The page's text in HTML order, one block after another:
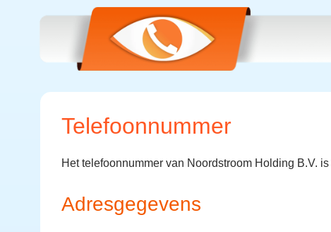
Telefoonnummer
Het telefoonnummer van Noordstroom Holding B.V. is
Adresgegevens